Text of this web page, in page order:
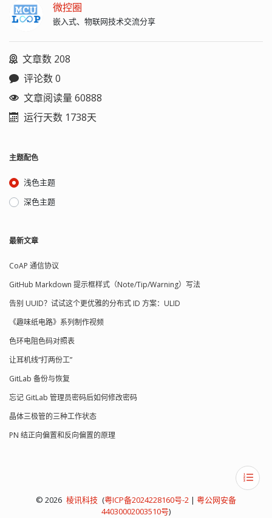
微控圈
嵌入式、物联网技术交流分享
文章数 208
评论数 0
文章阅读量 60888
运行天数 1738天
主题配色
浅色主题
深色主题
最新文章
CoAP 通信协议
GitHub Markdown 提示框样式（Note/Tip/Warning）写法
告别 UUID？试试这个更优雅的分布式 ID 方案：ULID
《趣味纸电路》系列制作视频
色环电阻色码对照表
让耳机线“打两份工”
GitLab 备份与恢复
忘记 GitLab 管理员密码后如何修改密码
晶体三极管的三种工作状态
PN 结正向偏置和反向偏置的原理
© 2026 棱讯科技 (粤ICP备2024228160号-2 | 粤公网安备
44030002003510号)